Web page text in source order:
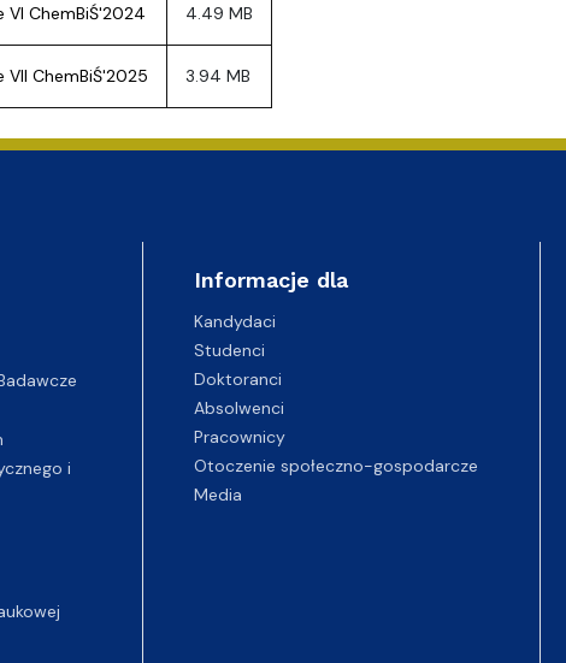
VI ChemBiŚ'2024 4.49 MB
VII ChemBiŚ'2025 3.94 MB
i
Informacje dla
Kandydaci
Studenci
Doktoranci
Absolwenci
Pracownicy
Otoczenie społeczno-gospodarcze
Media